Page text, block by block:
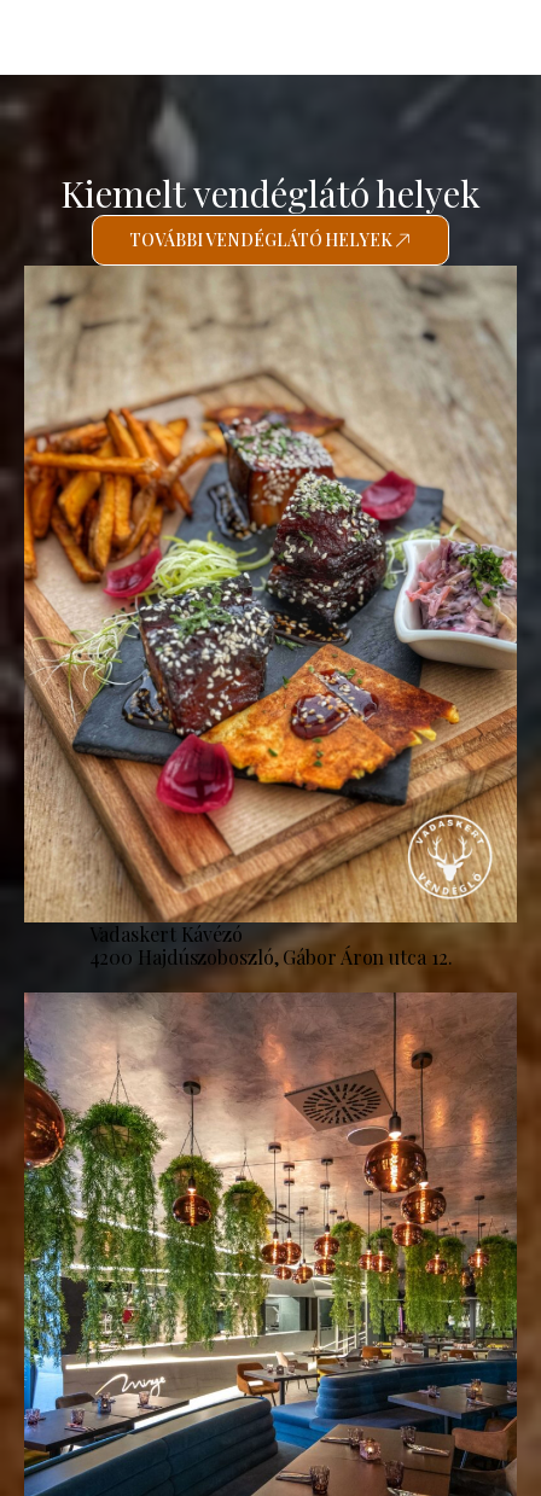
Kiemelt vendéglátó helyek
TOVÁBBI VENDÉGLÁTÓ HELYEK
Vadaskert Kávézó
4200 Hajdúszoboszló, Gábor Áron utca 12.